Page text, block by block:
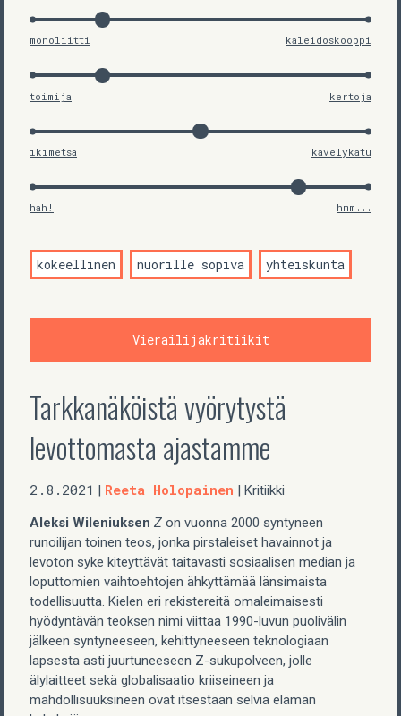
monoliitti kaleidoskooppi
toimija kertoja
ikimetsä kävelykatu
hah! hmm...
kokeellinen nuorille sopiva yhteiskunta
Vierailijakritiikit
Tarkkanäköistä vyörytystä
levottomasta ajastamme
2.8.2021 | Reeta Holopainen | Kritiikki
Aleksi Wileniuksen Z on vuonna 2000 syntyneen
runoilijan toinen teos, jonka pirstaleiset havainnot ja
levoton syke kiteyttävät taitavasti sosiaalisen median ja
loputtomien vaihtoehtojen ähkyttämää länsimaista
todellisuutta. Kielen eri rekistereitä omaleimaisesti
hyödyntävän teoksen nimi viittaa 1990-luvun puolivälin
jälkeen syntyneeseen, kehittyneeseen teknologiaan
lapsesta asti juurtuneeseen Z-sukupolveen, jolle
älylaitteet sekä globalisaatio kriiseineen ja
mahdollisuuksineen ovat itsestään selviä elämän